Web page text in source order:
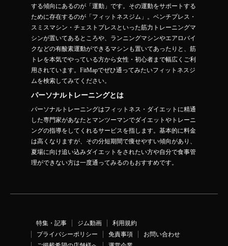
する傾向にあるのが「運動」です。その運動をサポートする
ために存在するのが「フィットネスジム」。ベンチプレス・
スミスマシン・チェストプレスといった筋力トレーニングマ
シンが置いてあるところや、ランニングマシンやエアロバイ
クなどの有酸素運動ができるマシンも置いてあったりと、筋
トレを本気でやっている方から女性・初心者まで幅広くご利
用されています。FitMapでぜひ通ってみたいフィットネスジ
ムを検索してみてください。
パーソナルトレーニングとは
パーソナルトレーニングはフィットネス・ダイエットに精通
した専門家があなたとマンツーマンでダイエットやトレーニ
ングの指導をしてくれるサービスを指します。基本的に料金
は高くなりますが、その分短期間で痩せやすい傾向があり、
夏場に向け追い込みダイエットをされたい方や自分で食事管
理ができない方は一度通ってみるのもおすすめです。
特集・記事 ジム動画
利用規約
プライバシーポリシー
免責事項
お問い合わせ